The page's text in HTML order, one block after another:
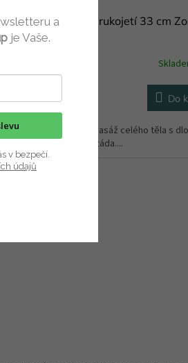
kartáč na tělo s rukojetí 33 cm
/ ks
Do
kartáč na očistu a masáž celého těla s
Je vhodný i na péči o záda....
a
je Vaše.
v bezpečí.
údajů